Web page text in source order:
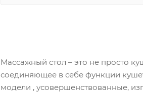
Массажный стол – это не просто
соединяющее в себе функции
модели , усовершенствованные,